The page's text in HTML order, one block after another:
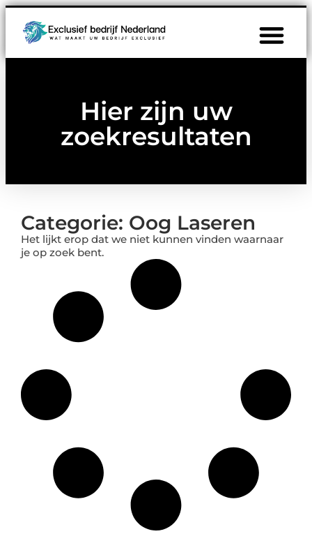
Hier zijn uw
zoekresultaten
Categorie: Oog Laseren
Het lijkt erop dat we niet kunnen vinden waarnaar
je op zoek bent.